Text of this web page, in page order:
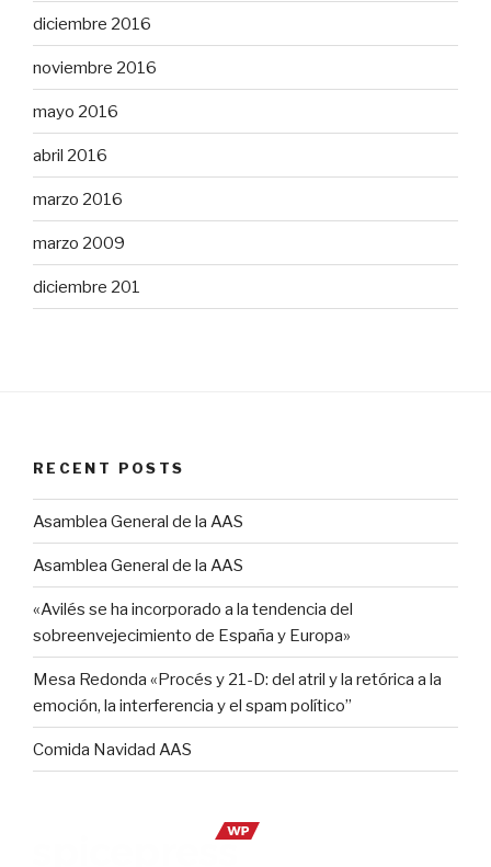
diciembre 2016
noviembre 2016
mayo 2016
abril 2016
marzo 2016
marzo 2009
diciembre 201
RECENT POSTS
Asamblea General de la AAS
Asamblea General de la AAS
«Avilés se ha incorporado a la tendencia del
sobreenvejecimiento de España y Europa»
Mesa Redonda «Procés y 21-D: del atril y la retórica a la
emoción, la interferencia y el spam político”
Comida Navidad AAS